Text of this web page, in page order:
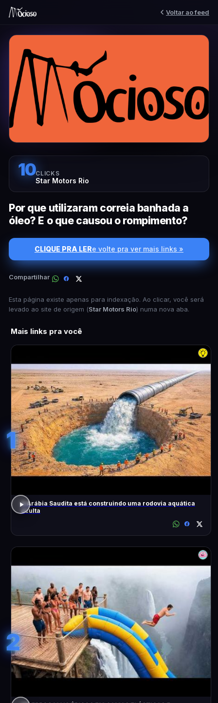
Voltar ao feed
10CLICKS
Star Motors Rio
Por que utilizaram correia banhada a
óleo? E o que causou o rompimento?
CLIQUE PRA LERe volte pra ver mais links »
Compartilhar
Esta página existe apenas para indexação. Ao clicar, você será
levado ao site de origem (Star Motors Rio) numa nova aba.
Mais links pra você
1
A Arábia Saudita está construindo uma rodovia aquática
oculta
2